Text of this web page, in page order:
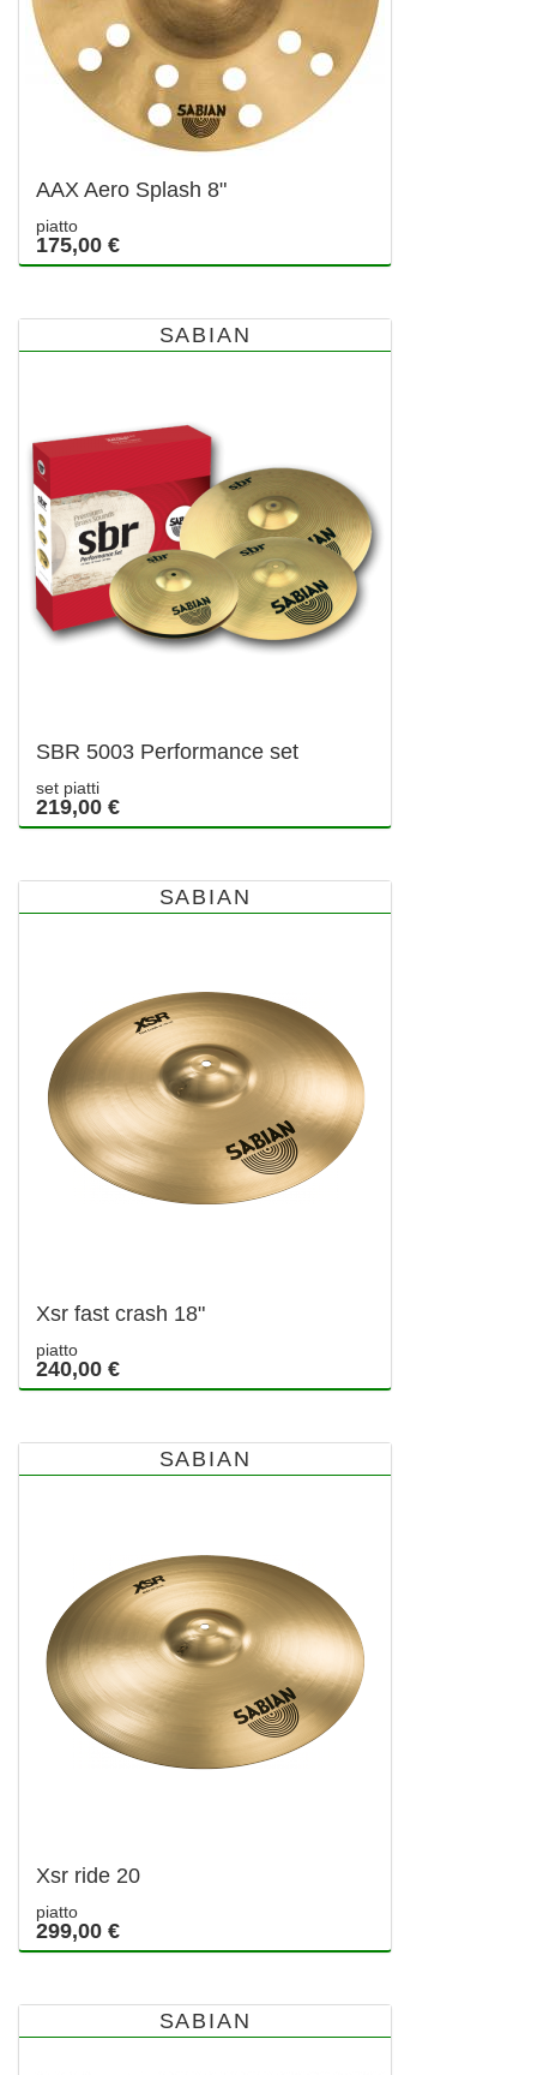
AAX Aero Splash 8"
piatto
175,00 €
SABIAN
SBR 5003 Performance set
set piatti
219,00 €
SABIAN
Xsr fast crash 18"
piatto
240,00 €
SABIAN
Xsr ride 20
piatto
299,00 €
SABIAN